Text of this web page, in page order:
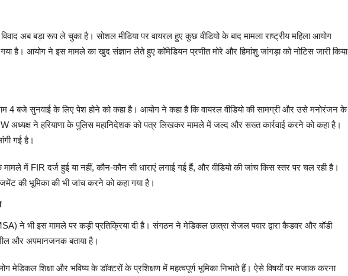
अब बड़ा रूप ले चुका है। सोशल मीडिया पर वायरल हुए कुछ वीडियो के बाद मामला राष्ट्रीय महिला आयोग
है। आयोग ने इस मामले का खुद संज्ञान लेते हुए कॉमेडियन प्रणीत मोरे और हिमांशु जांगड़ा को नोटिस जारी किया
4 बजे सुनवाई के लिए पेश होने को कहा है। आयोग ने कहा है कि वायरल वीडियो की सामग्री और उसे मनोरंजन के
अध्यक्ष ने हरियाणा के पुलिस महानिदेशक को पत्र लिखकर मामले में जल्द और सख्त कार्रवाई करने को कहा है।
गई है।
मामले में FIR दर्ज हुई या नहीं, कौन-कौन सी धाराएं लगाई गई हैं, और वीडियो की जांच किस स्तर पर चल रही है।
की भूमिका की भी जांच करने को कहा गया है।
ने भी इस मामले पर कड़ी प्रतिक्रिया दी है। संगठन ने मेडिकल छात्रा सेजल पवार द्वारा कैडवर और बॉडी
और अपमानजनक बताया है।
मेडिकल शिक्षा और भविष्य के डॉक्टरों के प्रशिक्षण में महत्वपूर्ण भूमिका निभाते हैं। ऐसे विषयों पर मजाक करना